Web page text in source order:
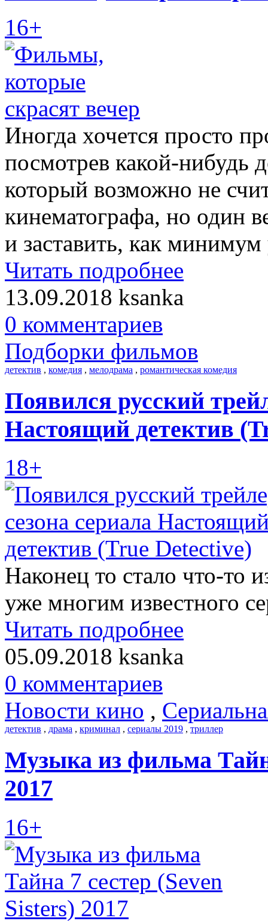
16+
Иногда хочется просто
посмотрев какой-нибудь
который возможно не
кинематографа, но один
и заставить, как
Читать подробнее
13.09.2018 ksanka
0 комментариев
Подборки фильмов
детектив , комедия , мелодрама , романтическая комедия
Появился русский
Настоящий детектив
18+
Наконец то стало что-то
уже многим известного
Читать подробнее
05.09.2018 ksanka
0 комментариев
Новости кино ,
детектив , драма , криминал , сериалы 2019 , триллер
Музыка из фильма
2017
16+